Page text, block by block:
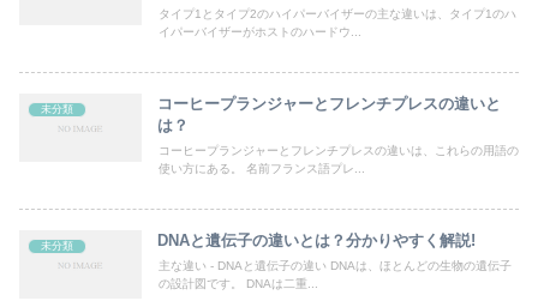
タイプ1とタイプ2のハイパーバイザーの主な違いは、タイプ1のハ
イパーバイザーがホストのハードウ...
未分類
コーヒープランジャーとフレンチプレスの違いと
は？
コーヒープランジャーとフレンチプレスの違いは、これらの用語の
使い方にある。 名前フランス語プレ...
未分類 DNAと遺伝子の違いとは？分かりやすく解説!
主な違い - DNAと遺伝子の違い DNAは、ほとんどの生物の遺伝子
の設計図です。 DNAは二重...